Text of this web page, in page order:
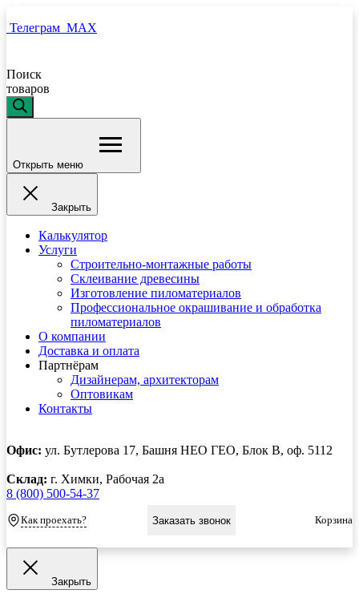
Телеграм MAX
Поиск
товаров
Открыть меню
Закрыть
Калькулятор
Услуги
Строительно-монтажные работы
Склеивание древесины
Изготовление пиломатериалов
Профессиональное окрашивание и обработка
пиломатериалов
О компании
Доставка и оплата
Партнёрам
Дизайнерам, архитекторам
Оптовикам
Контакты
Офис: ул. Бутлерова 17, Башня НЕО ГЕО, Блок В, оф. 5112
Склад: г. Химки, Рабочая 2а
8 (800) 500-54-37
Как проехать? Заказать звонок Корзина
Закрыть